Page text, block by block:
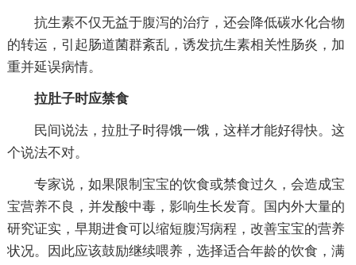
抗生素不仅无益于腹泻的治疗，还会降低碳水化合物
的转运，引起肠道菌群紊乱，诱发抗生素相关性肠炎，加
重并延误病情。
拉肚子时应禁食
民间说法，拉肚子时得饿一饿，这样才能好得快。这
个说法不对。
专家说，如果限制宝宝的饮食或禁食过久，会造成宝
宝营养不良，并发酸中毒，影响生长发育。国内外大量的
研究证实，早期进食可以缩短腹泻病程，改善宝宝的营养
状况。因此应该鼓励继续喂养，选择适合年龄的饮食，满